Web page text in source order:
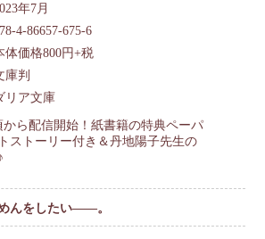
年7月
4-86657-675-6
体価格800円+税
庫判
リア文庫
から配信開始！紙書籍の特典ペーパ
ストーリー付き＆丹地陽子先生の
んをしたい――。